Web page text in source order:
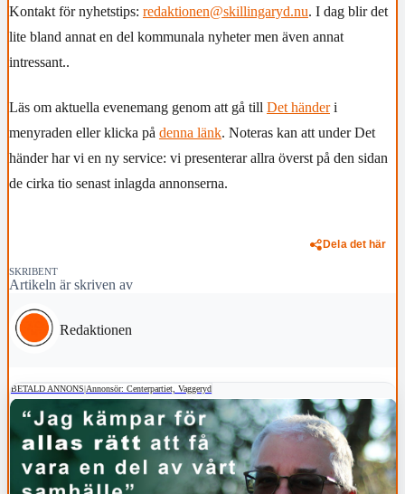
Kontakt för nyhetstips: redaktionen@skillingaryd.nu. I dag blir det
lite bland annat en del kommunala nyheter men även annat
intressant..
Läs om aktuella evenemang genom att gå till Det händeri
menyraden eller klicka på denna länk. Noteras kan att under Det
händer har vi en ny service: vi presenterar allra överst på den sidan
de cirka tio senast inlagda annonserna.
Dela det här
SKRIBENT
Artikeln är skriven av
Redaktionen
BETALD ANNONS|Annonsör: Centerpartiet, Vaggeryd